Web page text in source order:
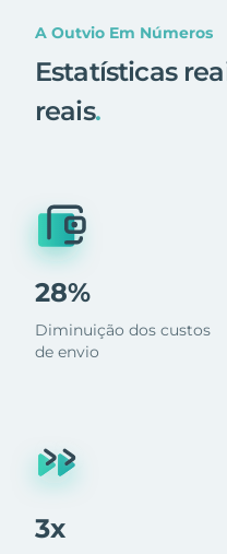
A Outvio Em Números
Estatísticas
reais.
28%
Diminuição dos custos
de envio
3x